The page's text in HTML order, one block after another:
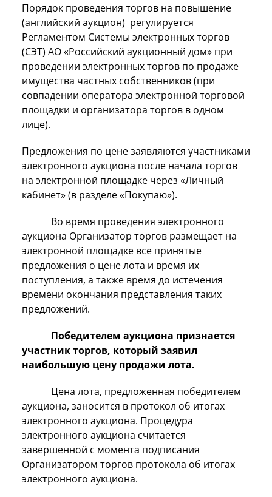
Порядок проведения торгов на повышение
(английский аукцион) регулируется
Регламентом Системы электронных торгов
(СЭТ) АО «Российский аукционный дом» при
проведении электронных торгов по продаже
имущества частных собственников (при
совпадении оператора электронной торговой
площадки и организатора торгов в одном
лице).
Предложения по цене заявляются участниками
электронного аукциона после начала торгов
на электронной площадке через «Личный
кабинет» (в разделе «Покупаю»).
Во время проведения электронного
аукциона Организатор торгов размещает на
электронной площадке все принятые
предложения о цене лота и время их
поступления, а также время до истечения
времени окончания представления таких
предложений.
Победителем аукциона признается
участник торгов, который заявил
наибольшую цену продажи лота.
Цена лота, предложенная победителем
аукциона, заносится в протокол об итогах
электронного аукциона. Процедура
электронного аукциона считается
завершенной с момента подписания
Организатором торгов протокола об итогах
электронного аукциона.